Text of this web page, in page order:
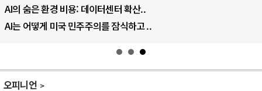
AI의 숨은 환경 비용: 데이터센터 확산..
AI는 어떻게 미국 민주주의를 잠식하고 ..
오피니언